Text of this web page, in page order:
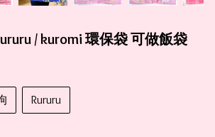
/ kuromi 環保袋 可做飯袋
Rururu